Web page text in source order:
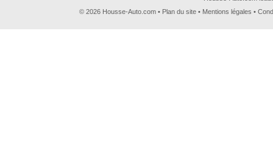
© 2026 Housse-Auto.com • Plan du site • Mentions légales •